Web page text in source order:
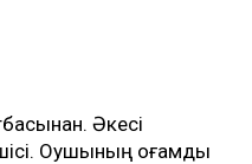
Әкесі
Оқушының қоғамдық